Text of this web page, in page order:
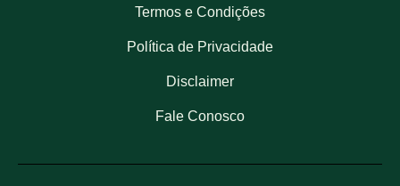
Termos e Condições
Política de Privacidade
Disclaimer
Fale Conosco